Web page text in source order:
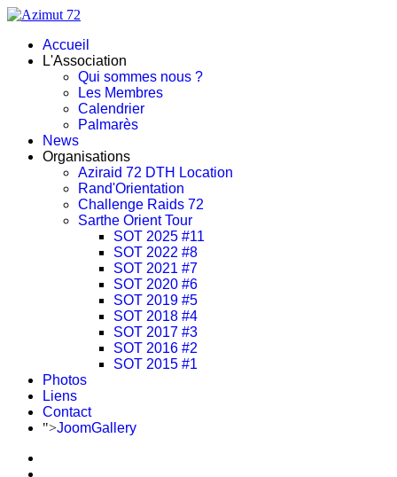
Accueil
L'Association
Qui sommes nous ?
Les Membres
Calendrier
Palmarès
News
Organisations
Aziraid 72 DTH Location
Rand'Orientation
Challenge Raids 72
Sarthe Orient Tour
SOT 2025 #11
SOT 2022 #8
SOT 2021 #7
SOT 2020 #6
SOT 2019 #5
SOT 2018 #4
SOT 2017 #3
SOT 2016 #2
SOT 2015 #1
Photos
Liens
Contact
">JoomGallery